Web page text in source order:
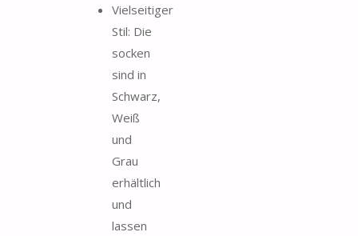
Vielseitiger
Stil: Die
socken
sind in
Schwarz,
Weiß
und
Grau
erhältlich
und
lassen